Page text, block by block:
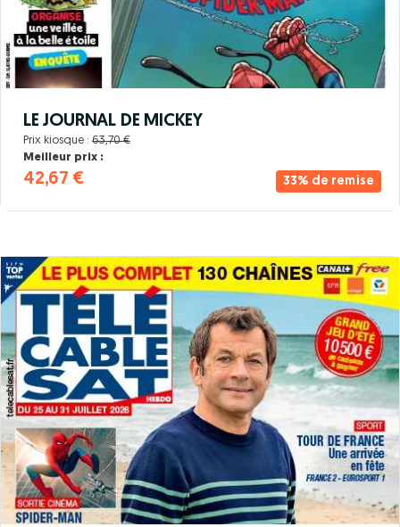
33% de remise
LE JOURNAL DE MICKEY
Prix kiosque : 63,70 €
Meilleur prix :
42,67 €